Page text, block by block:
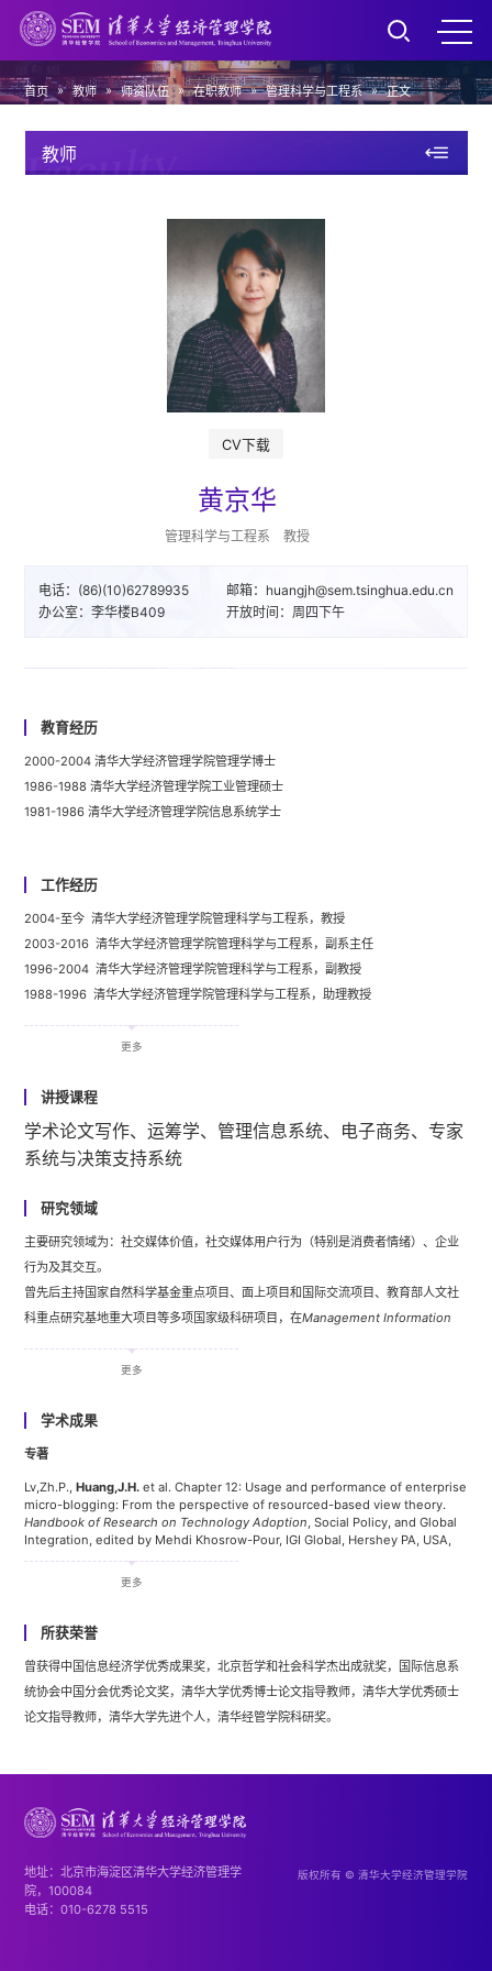
首页 » 教师 » 师资队伍 » 在职教师 » 管理科学与工程系 » 正文
教师
Faculty
CV下载
黄京华
管理科学与工程系 教授
电话：(86)(10)62789935
办公室：李华楼B409
邮箱：huangjh@sem.tsinghua.edu.cn
开放时间：周四下午
教育经历
2000-2004清华大学经济管理学院管理学博士
1986-1988清华大学经济管理学院工业管理硕士
1981-1986清华大学经济管理学院信息系统学士
工作经历
2004-至今 清华大学经济管理学院管理科学与工程系，教授
2003-2016 清华大学经济管理学院管理科学与工程系，副系主任
1996-2004 清华大学经济管理学院管理科学与工程系，副教授
1988-1996 清华大学经济管理学院管理科学与工程系，助理教授
2009.02-2009.03 加拿大英属哥伦比亚大学商学院，访问学者
1997.08-1998.05 美国伊利诺伊大学香槟分校，Fullbright访问学者
1994.05-1994.09 加拿大滑铁卢大学，访问学者
2005-至今 CNAIS理事
2014-至今 中国自动化学会经济与管理系统专业委员会秘书长
更多
讲授课程
学术论文写作、运筹学、管理信息系统、电子商务、专家
系统与决策支持系统
研究领域
主要研究领域为：社交媒体价值，社交媒体用户行为（特别是消费者情绪）、企业
行为及其交互。
曾先后主持国家自然科学基金重点项目、面上项目和国际交流项目、教育部人文社
科重点研究基地重大项目等多项国家级科研项目，在Management Information
Operations Management
Management
学学报》、《清华大学学报》等中文期刊等发表大量学术文章，并出版《电子商务
黄京华教授曾作为美国Fulbright学者在美国伊利诺伊大学香槟分校从事研究，并先
后在滑铁卢大学、美国MIT斯隆管理学院、加拿大英属哥伦比亚大学商学院、华盛
顿大学做访问学者。担任《信息系统学报》执行主编，中国系统工程学会、中国信
息系统协会、中国信息经济学会理事，以及中国自动化学会经济与企业管理专业委
研究项目
2021-2024，国家自然科学基金项目（主持人），“在线评论平台上消费者的情绪
及其社会关系与管理反馈对用户行为和企业绩效影响的机制”
2015-2019，国家自然科学基金重大项目（参与者），“大数据环境下商业管理“
究“
业价值的研究”
业价值机理研究“
2008-2010，国家自然科学基金项目（主持人），“企业电子商务价值驱动力及评
更多
学术成果
专著
Lv,Zh.P.,Huang,J.H. et al. Chapter 12: Usage and performance of enterprise
micro-blogging: From the perspective of resourced-based view theory.
Handbook of Research on Technology Adoption , Social Policy, and Global
Integration, edited by Mehdi Khosrow-Pour, IGI Global, Hershey PA, USA,
黄京华,企业电子商务系统关键成功因素研究 清华大学出版社，2009
[1]Yu, Y. F., Wang, X.Y.,Huang, J.H., Tan, Y. The pleasant visual path to
alignment. Management Information Systems Quarterly, 2026, 50(1): 243-
[2]Yu, Y. F., Wang, X.Y.,Huang, J.H., Tan, Y. The pleasant visual path to
review helpfulness: Picture-evoked emotional valence and picture-text
更多
所获荣誉
曾获得中国信息经济学优秀成果奖，北京哲学和社会科学杰出成就奖，国际信息系
统协会中国分会优秀论文奖，清华大学优秀博士论文指导教师，清华大学优秀硕士
论文指导教师，清华大学先进个人，清华经管学院科研奖。
地址：北京市海淀区清华大学经济管理学
院，100084
电话：010-6278 5515
版权所有 © 清华大学经济管理学院